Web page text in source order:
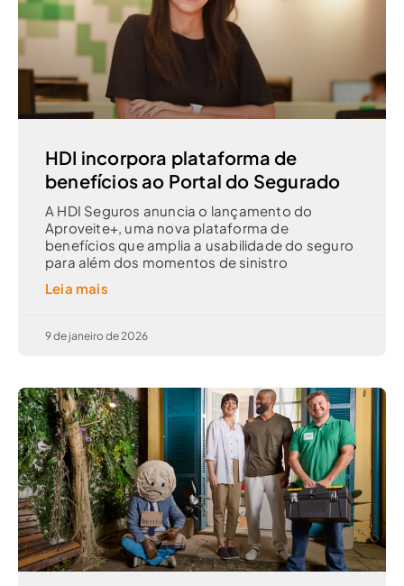
HDI incorpora plataforma de
benefícios ao Portal do Segurado
A HDI Seguros anuncia o lançamento do
Aproveite+, uma nova plataforma de
benefícios que amplia a usabilidade do seguro
para além dos momentos de sinistro
Leia mais
9 de janeiro de 2026